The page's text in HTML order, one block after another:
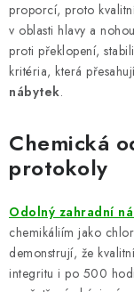
proporcí, proto
v oblasti hlavy a
proti překlopení,
kritéria, která
nábytek.
Chemická
protokoly
Odolný zahradní
chemikáliím jako
demonstrují, že
integritu i po 500